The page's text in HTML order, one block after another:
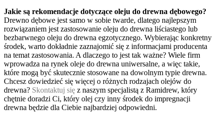
Jakie są rekomendacje dotyczące oleju do drewna dębowego?
Drewno dębowe jest samo w sobie twarde, dlatego najlepszym
rozwiązaniem jest zastosowanie oleju do drewna liściastego lub
bezbarwnego oleju do drewna egzotycznego. Wybierając konkretny
środek, warto dokładnie zaznajomić się z informacjami producenta
na temat zastosowania. A dlaczego to jest tak ważne? Wiele firm
wprowadza na rynek oleje do drewna uniwersalne, a więc takie,
które mogą być skutecznie stosowane na dowolnym typie drewna.
Chcesz dowiedzieć się więcej o różnych rodzajach olejów do
drewna? Skontaktuj się z naszym specjalistą z Ramidrew, który
chętnie doradzi Ci, który olej czy inny środek do impregnacji
drewna będzie dla Ciebie najbardziej odpowiedni.